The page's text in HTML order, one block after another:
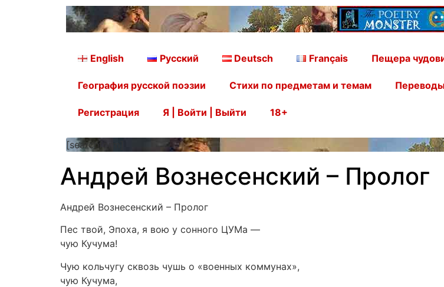
English Русский Deutsch Français Пещера
География русской поэзии Стихи по предметам и темам
Регистрация Я | Войти | Выйти 18+
[searchform]
Андрей Вознесенский – Пролог
Андрей Вознесенский – Пролог
Пес твой, Эпоха, я вою у сонного ЦУМа —
чую Кучума!
Чую кольчугу сквозь чушь о «военных коммунах»,
чую Кучума,